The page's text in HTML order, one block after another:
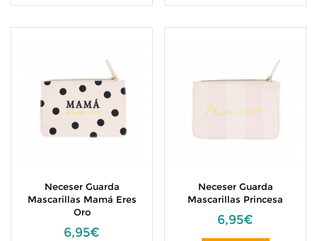
Neceser Guarda
Mascarillas Mamá Eres
Oro
6,95€
Neceser Guarda
Mascarillas Princesa
6,95€